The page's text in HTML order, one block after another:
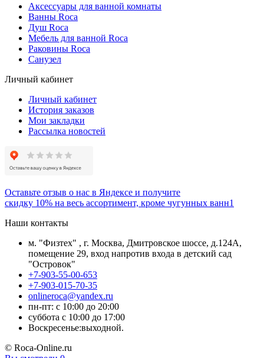
Аксессуары для ванной комнаты
Ванны Roca
Душ Roca
Мебель для ванной Roca
Раковины Roca
Санузел
Личный кабинет
Личный кабинет
История заказов
Мои закладки
Рассылка новостей
Оставьте отзыв о нас в Яндексе и получите
скидку 10% на весь ассортимент, кроме чугунных ванн1
Наши контакты
м. "Физтех" , г. Москва, Дмитровское шоссе, д.124А,
помещение 29, вход напротив входа в детский сад
"Островок"
+7-903-55-00-653
+7-903-015-70-35
onlineroca@yandex.ru
пн-пт: с 10:00 до 20:00
суббота с 10:00 до 17:00
Воскресенье:выходной.
© Roca-Online.ru